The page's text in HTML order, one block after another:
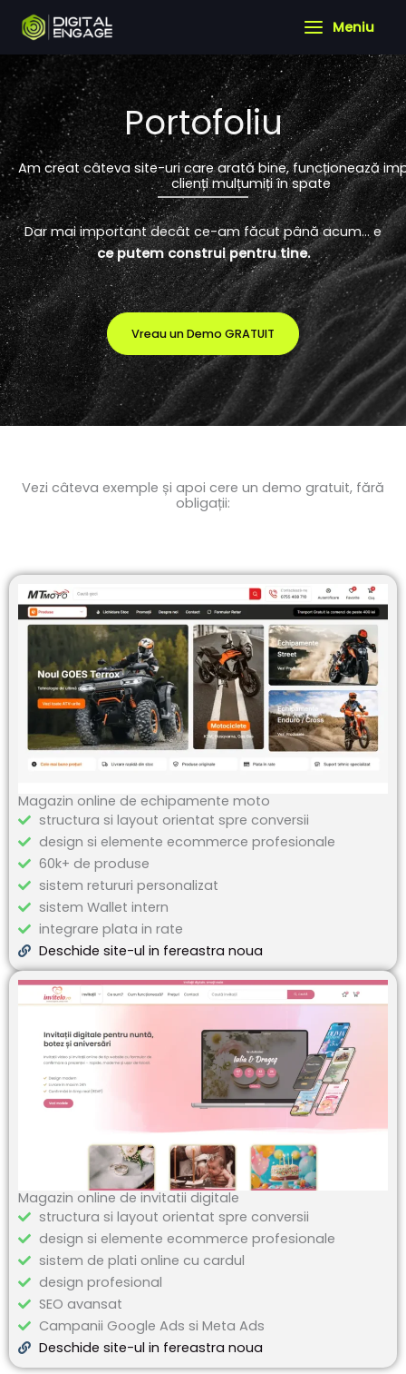
content
Meniu
Portfoliu
Portofoliu
Am creat câteva site-uri care arată bine, funcționează
clienți mulțumiți în spate
Dar mai important decât ce-am făcut până acum… e
ce putem construi pentru tine.
Vreau un Demo GRATUIT
Vezi câteva exemple și apoi cere un demo gratuit, fără
obligații:
Magazin online de echipamente moto
structura si layout orientat spre conversii
design si elemente ecommerce profesionale
60k+ de produse
sistem retururi personalizat
sistem Wallet intern
integrare plata in rate
Deschide site-ul in fereastra noua
Magazin online de invitatii digitale
structura si layout orientat spre conversii
design si elemente ecommerce profesionale
sistem de plati online cu cardul
design profesional
SEO avansat
Campanii Google Ads si Meta Ads
Deschide site-ul in fereastra noua